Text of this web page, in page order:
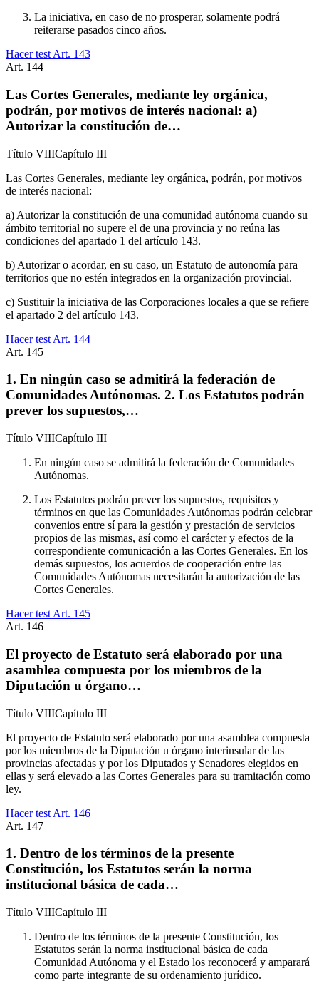
La iniciativa, en caso de no prosperar, solamente podrá
reiterarse pasados cinco años.
Hacer test Art. 143
Art. 144
Las Cortes Generales, mediante ley orgánica,
podrán, por motivos de interés nacional: a)
Autorizar la constitución de…
Título VIIICapítulo III
Las Cortes Generales, mediante ley orgánica, podrán, por motivos
de interés nacional:
a) Autorizar la constitución de una comunidad autónoma cuando su
ámbito territorial no supere el de una provincia y no reúna las
condiciones del apartado 1 del artículo 143.
b) Autorizar o acordar, en su caso, un Estatuto de autonomía para
territorios que no estén integrados en la organización provincial.
c) Sustituir la iniciativa de las Corporaciones locales a que se refiere
el apartado 2 del artículo 143.
Hacer test Art. 144
Art. 145
1. En ningún caso se admitirá la federación de
Comunidades Autónomas. 2. Los Estatutos podrán
prever los supuestos,…
Título VIIICapítulo III
En ningún caso se admitirá la federación de Comunidades
Autónomas.
Los Estatutos podrán prever los supuestos, requisitos y
términos en que las Comunidades Autónomas podrán celebrar
convenios entre sí para la gestión y prestación de servicios
propios de las mismas, así como el carácter y efectos de la
correspondiente comunicación a las Cortes Generales. En los
demás supuestos, los acuerdos de cooperación entre las
Comunidades Autónomas necesitarán la autorización de las
Cortes Generales.
Hacer test Art. 145
Art. 146
El proyecto de Estatuto será elaborado por una
asamblea compuesta por los miembros de la
Diputación u órgano…
Título VIIICapítulo III
El proyecto de Estatuto será elaborado por una asamblea compuesta
por los miembros de la Diputación u órgano interinsular de las
provincias afectadas y por los Diputados y Senadores elegidos en
ellas y será elevado a las Cortes Generales para su tramitación como
ley.
Hacer test Art. 146
Art. 147
1. Dentro de los términos de la presente
Constitución, los Estatutos serán la norma
institucional básica de cada…
Título VIIICapítulo III
Dentro de los términos de la presente Constitución, los
Estatutos serán la norma institucional básica de cada
Comunidad Autónoma y el Estado los reconocerá y amparará
como parte integrante de su ordenamiento jurídico.